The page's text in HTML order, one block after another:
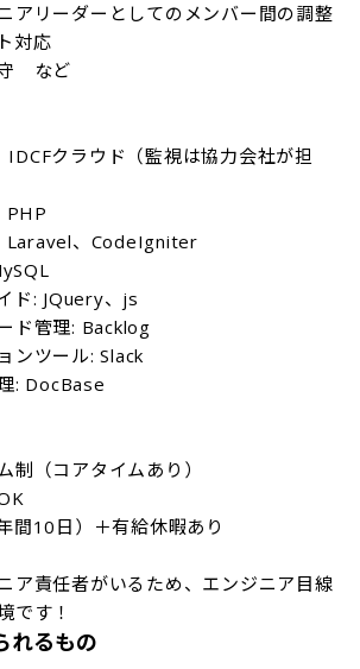
アリーダーとしてのメンバー間の調整
対応
　など
IDCFクラウド（監視は協力会社が担
PHP
Laravel、CodeIgniter
ド: JQuery、js
ド管理: Backlog
ンツール: Slack
: DocBase
制（コアタイムあり）
間10日）＋有給休暇あり
ア責任者がいるため、エンジニア目線
です！
れるもの